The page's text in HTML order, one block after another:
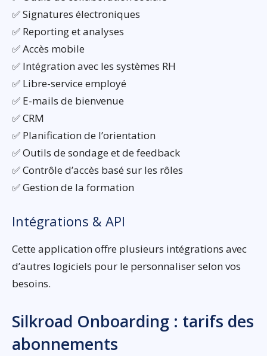
✅ Signatures électroniques
✅ Reporting et analyses
✅ Accès mobile
✅ Intégration avec les systèmes RH
✅ Libre-service employé
✅ E-mails de bienvenue
✅ CRM
✅ Planification de l’orientation
✅ Outils de sondage et de feedback
✅ Contrôle d’accès basé sur les rôles
✅ Gestion de la formation
Intégrations & API
Cette application offre plusieurs intégrations avec
d’autres logiciels pour le personnaliser selon vos
besoins.
Silkroad Onboarding : tarifs des
abonnements